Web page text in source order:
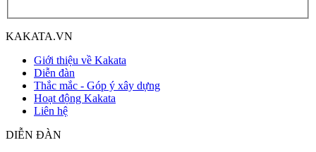
KAKATA.VN
Giới thiệu về Kakata
Diễn đàn
Thắc mắc - Góp ý xây dựng
Hoạt động Kakata
Liên hệ
DIỄN ĐÀN